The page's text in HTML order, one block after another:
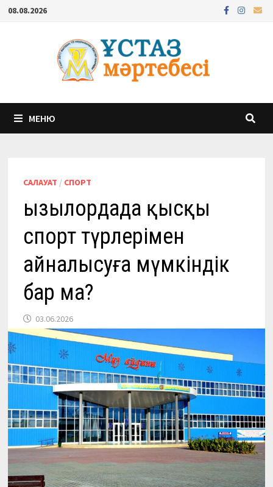
Перейти
содержимому
08.08.2026
МЕНЮ
САЛАУАТ / СПОРТ
Қызылордада қысқы
спорт түрлерімен
айналысуға мүмкіндік
бар ма?
03.06.2026